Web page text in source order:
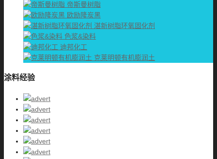
帝斯曼树脂
欧励隆炭黑
湛新树脂环氧固化剂
色浆&染料
迪邦化工
克莱明顿有机膨润土
涂料经验